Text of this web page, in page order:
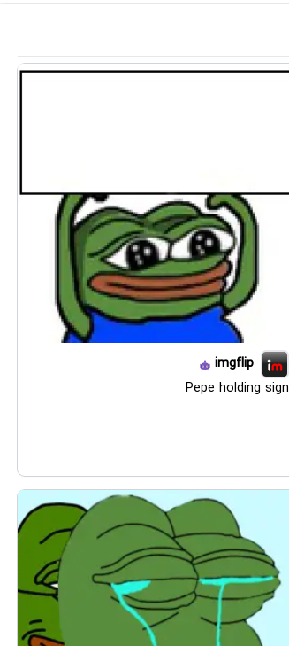
imgflip
Pepe holding sign